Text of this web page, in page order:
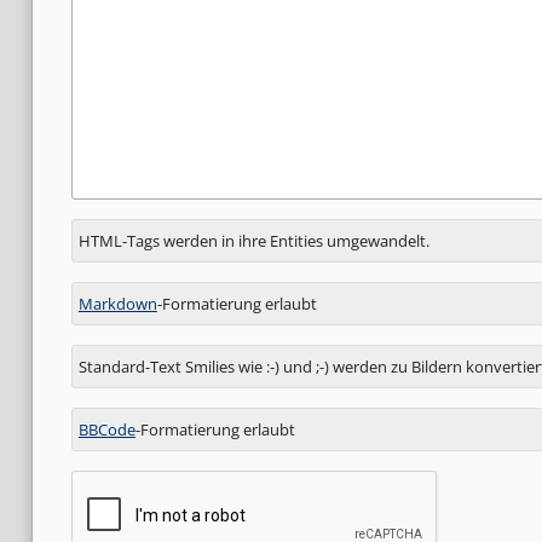
Antwort
zu
HTML-Tags werden in ihre Entities umgewandelt.
Markdown-Formatierung erlaubt
Standard-Text Smilies wie :-) und ;-) werden zu Bildern
BBCode-Formatierung erlaubt